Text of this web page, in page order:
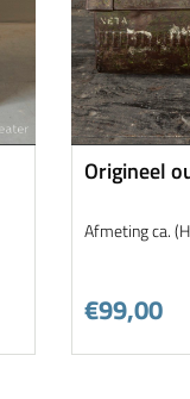
Origineel
Afmeting ca.
€99,00